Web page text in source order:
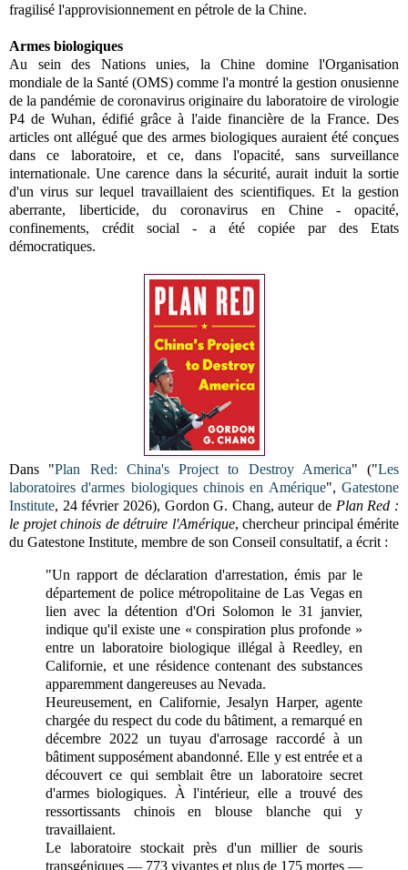
fragilisé l'approvisionnement en pétrole de la Chine.
Armes biologiques
Au sein des Nations unies, la Chine domine l'Organisation
mondiale de la Santé (OMS) comme l'a montré la gestion onusienne
de la pandémie de coronavirus originaire du laboratoire de virologie
P4 de Wuhan, édifié grâce à l'aide financière de la France. Des
articles ont allégué que des armes biologiques auraient été conçues
dans ce laboratoire, et ce, dans l'opacité, sans surveillance
internationale. Une carence dans la sécurité, aurait induit la sortie
d'un virus sur lequel travaillaient des scientifiques.Et la gestion
aberrante, liberticide, du coronavirus en Chine - opacité,
confinements, crédit social - a été copiée par des Etats
démocratiques.
Dans "Plan Red: China's Project to Destroy America" ("Les
laboratoires d'armes biologiques chinois en Amérique",Gatestone
Institute, 24 février 2026), Gordon G. Chang, auteur de Plan Red :
le projet chinois de détruire l'Amérique, chercheur principal émérite
du Gatestone Institute, membre de son Conseil consultatif, a écrit :
"Un rapport de déclaration d'arrestation, émis par le
département de police métropolitaine de Las Vegas en
lien avec la détention d'Ori Solomon le 31 janvier,
indique qu'il existe une « conspiration plus profonde »
entre un laboratoire biologique illégal à Reedley, en
Californie, et une résidence contenant des substances
apparemment dangereuses au Nevada.
Heureusement, en Californie, Jesalyn Harper, agente
chargée du respect du code du bâtiment, a remarqué en
décembre 2022 un tuyau d'arrosage raccordé à un
bâtiment supposément abandonné. Elle y est entrée et a
découvert ce qui semblait être un laboratoire secret
d'armes biologiques. À l'intérieur, elle a trouvé des
ressortissants chinois en blouse blanche qui y
travaillaient.
Le laboratoire stockait près d'un millier de souris
transgéniques — 773 vivantes et plus de 175 mortes —